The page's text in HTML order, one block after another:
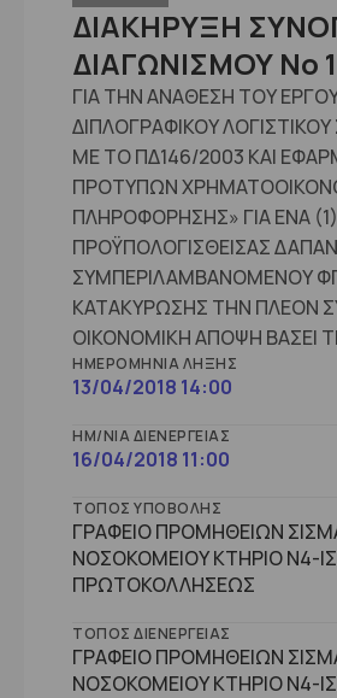
ΔΙΑΚΗΡΥΞΗ
ΔΙΑΓΩΝΙΣΜΟΥ No
ΓΙΑ ΤΗΝ ΑΝΑΘΕΣΗ ΤΟΥ
ΔΙΠΛΟΓΡΑΦΙΚΟΥ
ΜΕ ΤΟ ΠΔ146/2003 ΚΑΙ
ΠΡΟΤΥΠΩΝ
ΠΛΗΡΟΦΟΡΗΣΗΣ» ΓΙΑ ΕΝΑ
ΠΡΟΫΠΟΛΟΓΙΣΘΕΙΣΑΣ
ΣΥΜΠΕΡΙΛΑΜΒΑΝΟΜΕΝΟΥ
ΚΑΤΑΚΥΡΩΣΗΣ ΤΗΝ ΠΛΕΟΝ
ΟΙΚΟΝΟΜΙΚΗ ΑΠΟΨΗ ΒΑΣΕΙ
ΗΜΕΡΟΜΗΝΊΑ ΛΉΞΗΣ
13/04/2018 14:00
ΗΜ/ΝΊΑ ΔΙΕΝΈΡΓΕΙΑΣ
16/04/2018 11:00
ΤΌΠΟΣ ΥΠΟΒΟΛΉΣ
ΓΡΑΦΕΙΟ ΠΡΟΜΗΘΕΙΩΝ
ΝΟΣΟΚΟΜΕΙΟΥ ΚΤΗΡΙΟ Ν4-
ΠΡΩΤΟΚΟΛΛΗΣΕΩΣ
ΤΌΠΟΣ ΔΙΕΝΈΡΓΕΙΑΣ
ΓΡΑΦΕΙΟ ΠΡΟΜΗΘΕΙΩΝ
ΝΟΣΟΚΟΜΕΙΟΥ ΚΤHΡΙΟ Ν4-